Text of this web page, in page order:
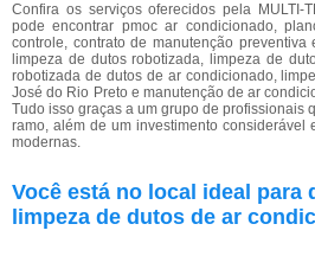
Confira os serviços oferecidos pela MULTI-
pode encontrar pmoc ar condicionado,
controle, contrato de manutenção
limpeza de dutos robotizada, limpeza de
robotizada de dutos de ar condicionado,
José do Rio Preto e manutenção de ar
Tudo isso graças a um grupo de profissionais
ramo, além de um investimento considerável
modernas.
Você está no local ideal para
limpeza de dutos de ar